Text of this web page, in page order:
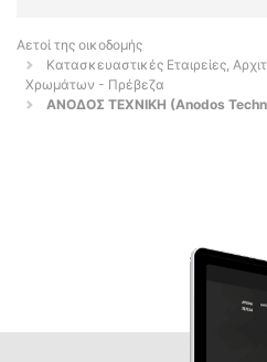
Αετοί της οικοδομής
Κατασκευαστικές Εταιρείες,
Χρωμάτων - Πρέβεζα
ΑΝΟΔΟΣ ΤΕΧΝΙΚΗ (Anodos